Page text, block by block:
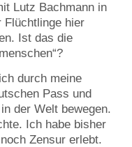
Lutz Bachmann in
Flüchtlinge hier
Ist das die
durch meine
Pass und
der Welt bewegen.
Ich habe bisher
Zensur erlebt.